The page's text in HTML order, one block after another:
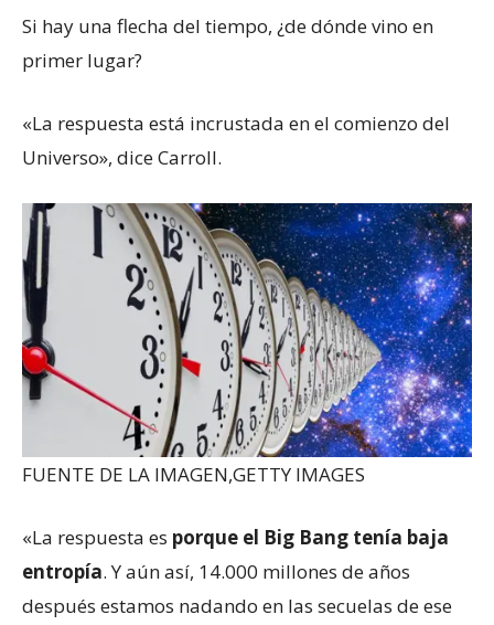
Si hay una flecha del tiempo, ¿de dónde vino en
primer lugar?
«La respuesta está incrustada en el comienzo del
Universo», dice Carroll.
FUENTE DE LA IMAGEN,GETTY IMAGES
«La respuesta es porque el Big Bang tenía baja
entropía. Y aún así, 14.000 millones de años
después estamos nadando en las secuelas de ese